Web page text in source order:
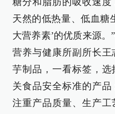
天然的低热量、低血糖
大营养素’的优质来源
营养与健康所副所长
芋制品，一看标签，
关食品安全标准的产
注重产品质量、生产